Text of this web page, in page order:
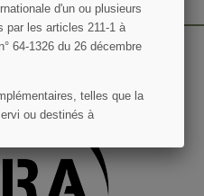
d'un ou plusieurs
par les articles 211-1 à
64-1326 du 26 décembre
telles que la
ou destinés à